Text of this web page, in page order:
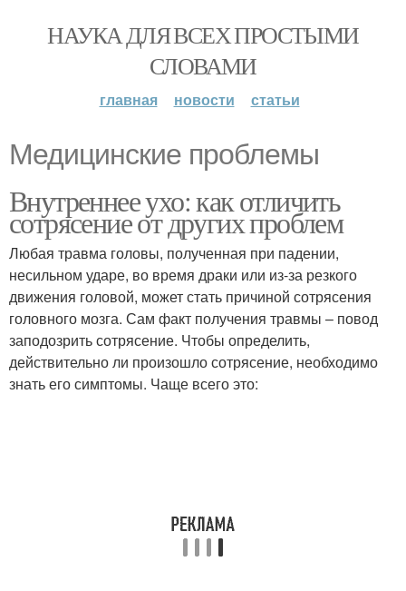
НАУКА ДЛЯ ВСЕХ ПРОСТЫМИ
СЛОВАМИ
главная новости статьи
Медицинские проблемы
Внутреннее ухо: как отличить
сотрясение от других проблем
Любая травма головы, полученная при падении,
несильном ударе, во время драки или из-за резкого
движения головой, может стать причиной сотрясения
головного мозга. Сам факт получения травмы – повод
заподозрить сотрясение. Чтобы определить,
действительно ли произошло сотрясение, необходимо
знать его симптомы. Чаще всего это: